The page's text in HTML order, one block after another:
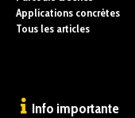
Applications concrètes
Tous les articles
Info importante